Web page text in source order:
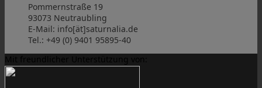
Pommernstraße 19
93073 Neutraubling
E-Mail: info[ät]saturnalia.de
Tel.: +49 (0) 9401 95895-40